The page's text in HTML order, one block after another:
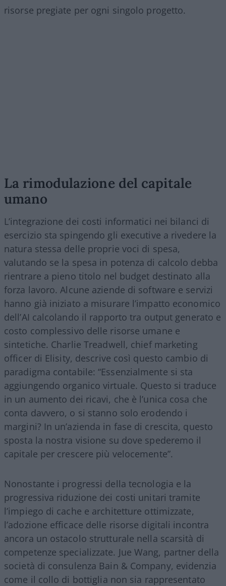
risorse pregiate per ogni singolo progetto.
La rimodulazione del capitale
umano
L’integrazione dei costi informatici nei bilanci di
esercizio sta spingendo gli executive a rivedere la
natura stessa delle proprie voci di spesa,
valutando se la spesa in potenza di calcolo debba
rientrare a pieno titolo nel budget destinato alla
forza lavoro. Alcune aziende di software e servizi
hanno già iniziato a misurare l’impatto economico
dell’AI calcolando il rapporto tra output generato e
costo complessivo delle risorse umane e
sintetiche. Charlie Treadwell, chief marketing
officer di Elisity, descrive così questo cambio di
paradigma contabile: “Essenzialmente si sta
aggiungendo organico virtuale. Questo si traduce
in un aumento dei ricavi, che è l’unica cosa che
conta davvero, o si stanno solo erodendo i
margini? In un’azienda in fase di crescita, questo
sposta la nostra visione su dove spederemo il
capitale per crescere più velocemente”.
Nonostante i progressi della tecnologia e la
progressiva riduzione dei costi unitari tramite
l’impiego di cache e architetture ottimizzate,
l’adozione efficace delle risorse digitali incontra
ancora un ostacolo strutturale nella scarsità di
competenze specializzate. Jue Wang, partner della
società di consulenza Bain & Company, evidenzia
come il collo di bottiglia non sia rappresentato